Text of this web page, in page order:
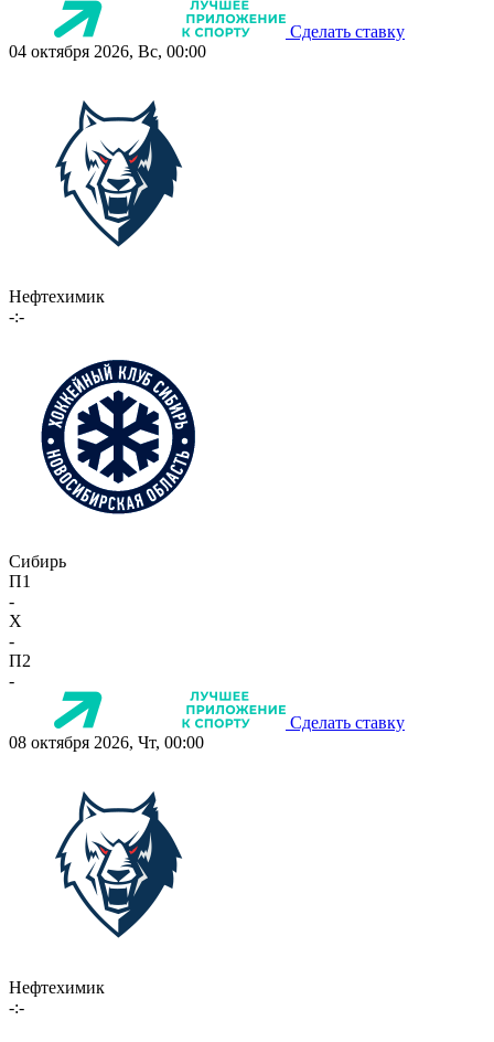
Сделать ставку
04 октября 2026, Вс, 00:00
Нефтехимик
-:-
Сибирь
П1
-
X
-
П2
-
Сделать ставку
08 октября 2026, Чт, 00:00
Нефтехимик
-:-